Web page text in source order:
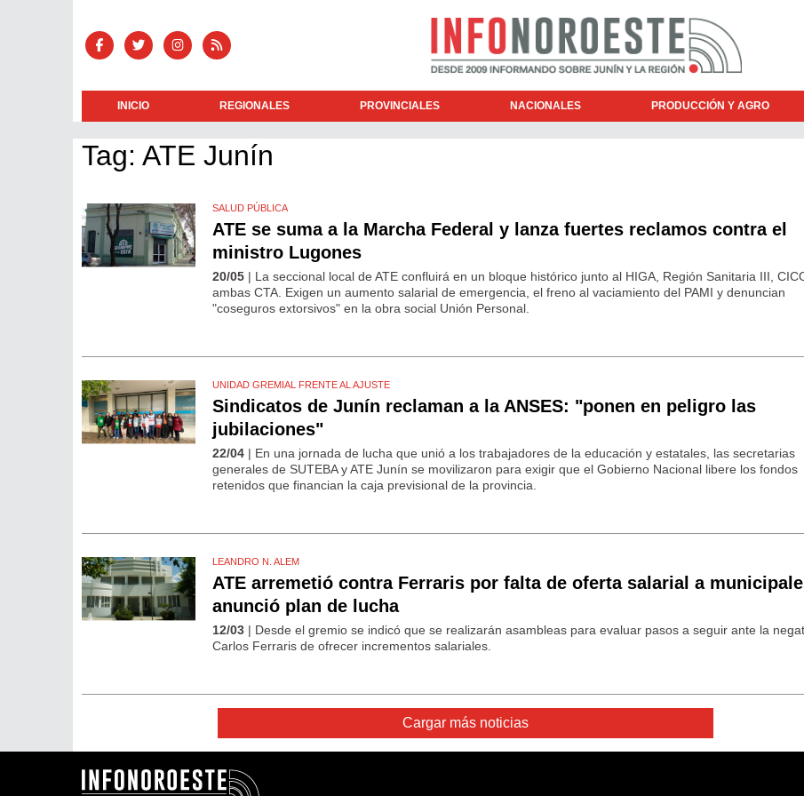
INICIO REGIONALES PROVINCIALES NACIONALES PRODUCCIÓN Y AGRO
Tag: ATE Junín
SALUD PÚBLICA
ATE se suma a la Marcha Federal y lanza fuertes reclamos contra el
ministro Lugones
20/05 | La seccional local de ATE confluirá en un bloque histórico junto al HIGA, Región Sanitaria III,
ambas CTA. Exigen un aumento salarial de emergencia, el freno al vaciamiento del PAMI y denuncian
"coseguros extorsivos" en la obra social Unión Personal.
UNIDAD GREMIAL FRENTE AL AJUSTE
Sindicatos de Junín reclaman a la ANSES: "ponen en peligro las
jubilaciones"
22/04 | En una jornada de lucha que unió a los trabajadores de la educación y estatales, las secretarias
generales de SUTEBA y ATE Junín se movilizaron para exigir que el Gobierno Nacional libere los fondos
retenidos que financian la caja previsional de la provincia.
LEANDRO N. ALEM
ATE arremetió contra Ferraris por falta de oferta salarial a
anunció plan de lucha
12/03 | Desde el gremio se indicó que se realizarán asambleas para evaluar pasos a seguir ante la
Carlos Ferraris de ofrecer incrementos salariales.
Cargar más noticias